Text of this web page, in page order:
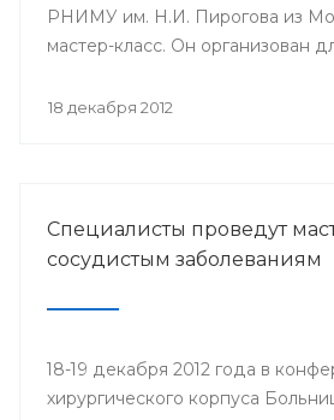
РНИМУ им. Н.И. Пирогова из
мастер-класс. Он организован
сосудистых центров и
медицинской помощи
18 декабря 2012
Специалисты проведут
сосудистым заболеваниям
18-19 декабря 2012 года в
хирургического корпуса